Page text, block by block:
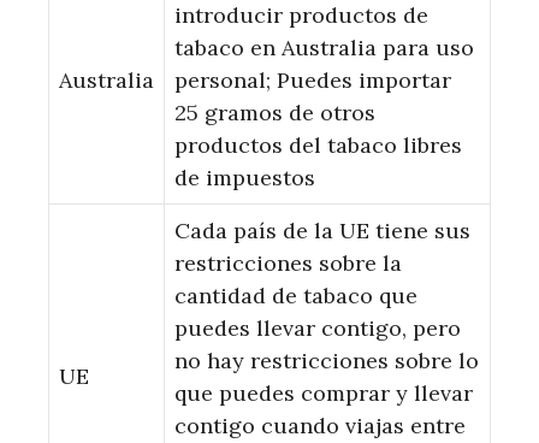
Australia
introducir productos de
tabaco en Australia para uso
personal; Puedes importar
25 gramos de otros
productos del tabaco libres
de impuestos
UE
Cada país de la UE tiene sus
restricciones sobre la
cantidad de tabaco que
puedes llevar contigo, pero
no hay restricciones sobre lo
que puedes comprar y llevar
contigo cuando viajas entre